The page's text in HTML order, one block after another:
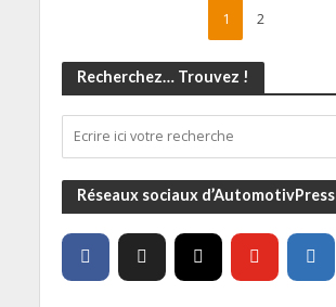
1 2
Recherchez… Trouvez !
Réseaux sociaux d’AutomotivPress